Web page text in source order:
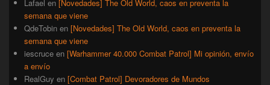
Lafael en [Novedades] The Old World, caos en preventa la
semana que viene
QdeTobin en [Novedades] The Old World, caos en preventa la
semana que viene
iescruce en [Warhammer 40.000 Combat Patrol] Mi opinión, envío
a envío
RealGuy en [Combat Patrol] Devoradores de Mundos